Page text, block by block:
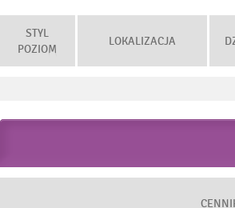
STYL
POZIOM
LOKALIZACJA